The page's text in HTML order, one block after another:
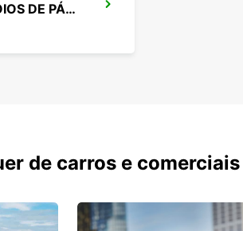
ESTAÇÃO DE COMBOIOS DE PÁDUA
de carros e comerciais